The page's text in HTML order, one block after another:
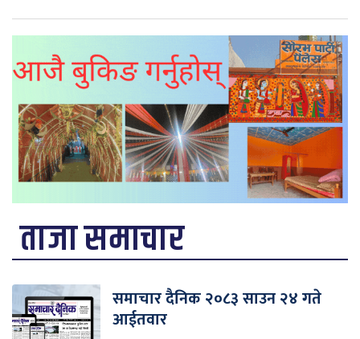
ताजा समाचार
समाचार दैनिक २०८३ साउन २४ गते
आईतवार